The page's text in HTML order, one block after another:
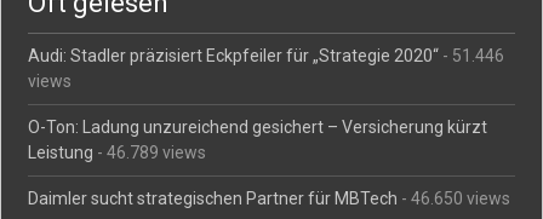
Audi: Stadler präzisiert Eckpfeiler für „Strategie 2020“ - 51.446
views
O-Ton: Ladung unzureichend gesichert – Versicherung kürzt
Leistung - 46.789 views
Daimler sucht strategischen Partner für MBTech - 46.650 views